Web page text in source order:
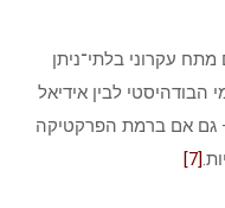
עקרוני בלתי־ניתן
הבודהיסטי לבין אידיאל
– גם אם ברמת הפרקטיקה
[7]